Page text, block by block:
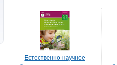
Естественно-научное